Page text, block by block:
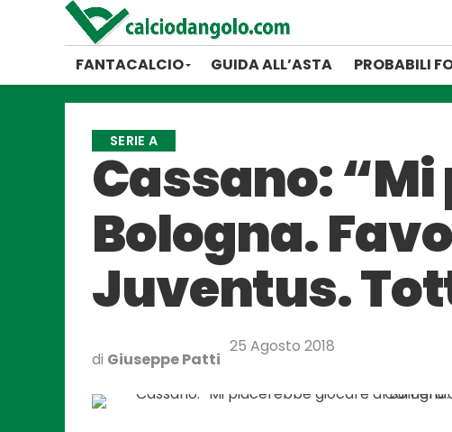
FANTACALCIO GUIDA ALL’ASTA PROBABILI
SERIE A
Cassano:
Bologna.
Juventus.
di Giuseppe Patti
25 Agosto 2018